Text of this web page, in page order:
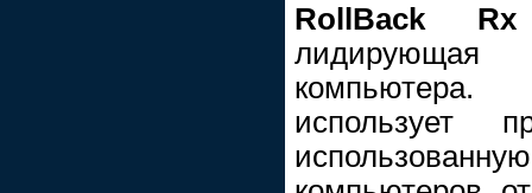
RollBack Rx
лидирующая
использует